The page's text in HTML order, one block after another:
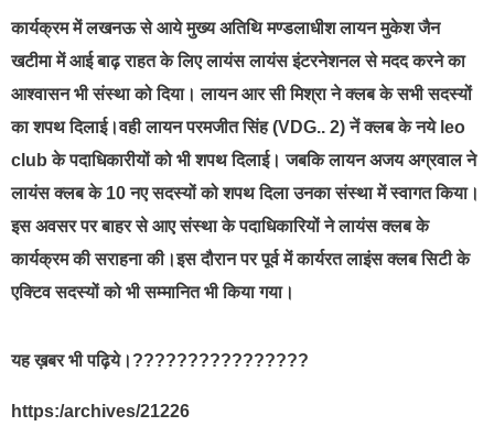
कार्यक्रम में लखनऊ से आये मुख्य अतिथि मण्डलाधीश लायन मुकेश जैन
खटीमा में आई बाढ़ राहत के लिए लायंस लायंस इंटरनेशनल से मदद करने का
आश्वासन भी संस्था को दिया। लायन आर सी मिश्रा ने क्लब के सभी सदस्यों
का शपथ दिलाई।वही लायन परमजीत सिंह (VDG.. 2) नें क्लब के नये leo
club के पदाधिकारीयों को भी शपथ दिलाई। जबकि लायन अजय अग्रवाल ने
लायंस क्लब के 10 नए सदस्यों को शपथ दिला उनका संस्था में स्वागत किया।
इस अवसर पर बाहर से आए संस्था के पदाधिकारियों ने लायंस क्लब के
कार्यक्रम की सराहना की।इस दौरान पर पूर्व में कार्यरत लाइंस क्लब सिटी के
एक्टिव सदस्यों को भी सम्मानित भी किया गया।
यह ख़बर भी पढ़िये।????????????????
https:/archives/21226